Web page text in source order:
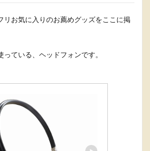
リお気に入りのお薦めグッズをここに掲
ている、ヘッドフォンです。